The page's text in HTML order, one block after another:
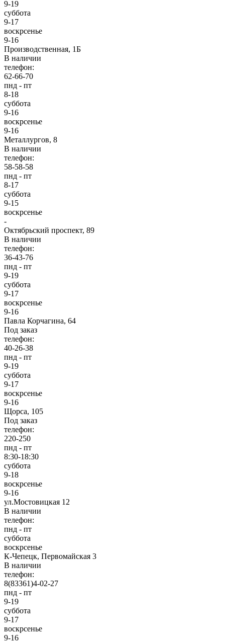
9-19
суббота
9-17
воскрсенье
9-16
Производственная, 1Б
В наличии
телефон:
62-66-70
пнд - пт
8-18
суббота
9-16
воскрсенье
9-16
Металлургов, 8
В наличии
телефон:
58-58-58
пнд - пт
8-17
суббота
9-15
воскрсенье
-
Октябрьский проспект, 89
В наличии
телефон:
36-43-76
пнд - пт
9-19
суббота
9-17
воскрсенье
9-16
Павла Корчагина, 64
Под заказ
телефон:
40-26-38
пнд - пт
9-19
суббота
9-17
воскрсенье
9-16
Щорса, 105
Под заказ
телефон:
220-250
пнд - пт
8:30-18:30
суббота
9-18
воскрсенье
9-16
ул.Мостовицкая 12
В наличии
телефон:
пнд - пт
суббота
воскрсенье
К-Чепецк, Первомайская 3
В наличии
телефон:
8(83361)4-02-27
пнд - пт
9-19
суббота
9-17
воскрсенье
9-16